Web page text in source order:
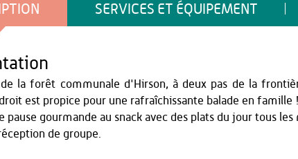
SERVICES ET ÉQUIPEMENT
la forêt communale d'Hirson, à deux pas de la
est propice pour une rafraîchissante balade en famille !
pause gourmande au snack avec des plats du jour tous
de groupe.